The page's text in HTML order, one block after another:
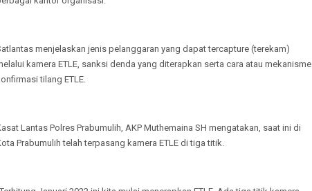
menjelaskan jenis pelanggaran yang dapat tercapture (terekam)
kamera ETLE, sanksi denda yang diterapkan serta cara atau mekanisme
tilang ETLE.
Lantas Polres Prabumulih, AKP Muthemaina SH mengatakan, saat ini di
Prabumulih telah terpasang kamera ETLE di tiga titik.